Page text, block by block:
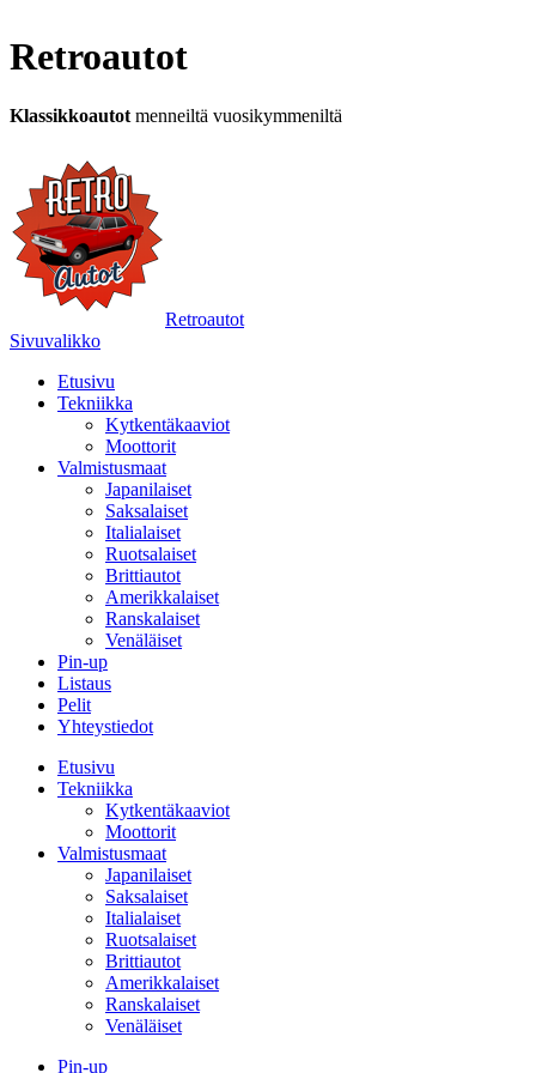
Retroautot
Klassikkoautot menneiltä vuosikymmeniltä
Retroautot
Sivuvalikko
Etusivu
Tekniikka
Kytkentäkaaviot
Moottorit
Valmistusmaat
Japanilaiset
Saksalaiset
Italialaiset
Ruotsalaiset
Brittiautot
Amerikkalaiset
Ranskalaiset
Venäläiset
Pin-up
Listaus
Pelit
Yhteystiedot
Etusivu
Tekniikka
Kytkentäkaaviot
Moottorit
Valmistusmaat
Japanilaiset
Saksalaiset
Italialaiset
Ruotsalaiset
Brittiautot
Amerikkalaiset
Ranskalaiset
Venäläiset
Pin-up